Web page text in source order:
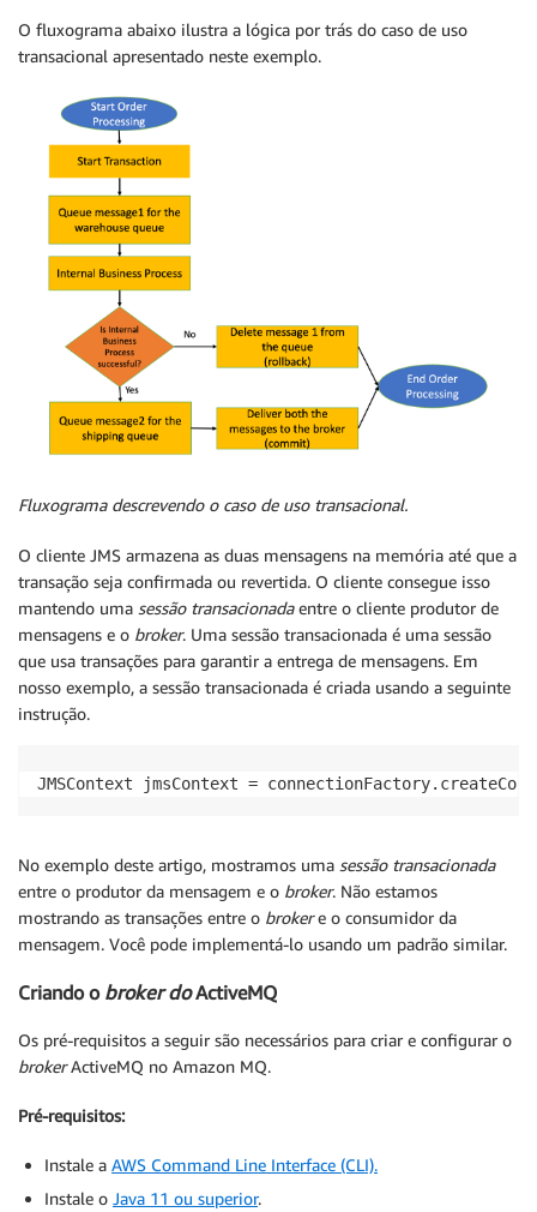
O fluxograma abaixo ilustra a lógica por trás do caso de uso
transacional apresentado neste exemplo.
Fluxograma descrevendo o caso de uso transacional.
O cliente JMS armazena as duas mensagens na memória até que a
transação seja confirmada ou revertida. O cliente consegue isso
mantendo uma sessão transacionadaentre o cliente produtor de
mensagens e o broker. Uma sessão transacionada é uma sessão
que usa transações para garantir a entrega de mensagens. Em
nosso exemplo, a sessão transacionada é criada usando a seguinte
instrução.
JMSContext jmsContext =
No exemplo deste artigo, mostramos uma sessão transacionada
entre o produtor da mensagem e o broker. Não estamos
mostrando as transações entre o brokere o consumidor da
mensagem. Você pode implementá-lo usando um padrão similar.
Criando o broker doActiveMQ
Os pré-requisitos a seguir são necessários para criar e configurar o
brokerActiveMQ no Amazon MQ.
Pré-requisitos:
Instale a AWS Command Line Interface (CLI).
Instale o Java 11 ou superior.